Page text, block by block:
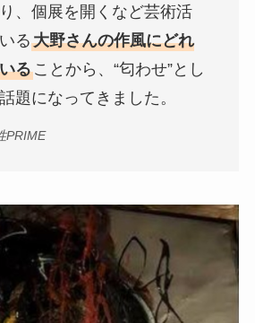
、個展を開くなど芸術活
る大野さんの作風にどれ
ることから、“匂わせ”とし
題になってきました。
PRIME